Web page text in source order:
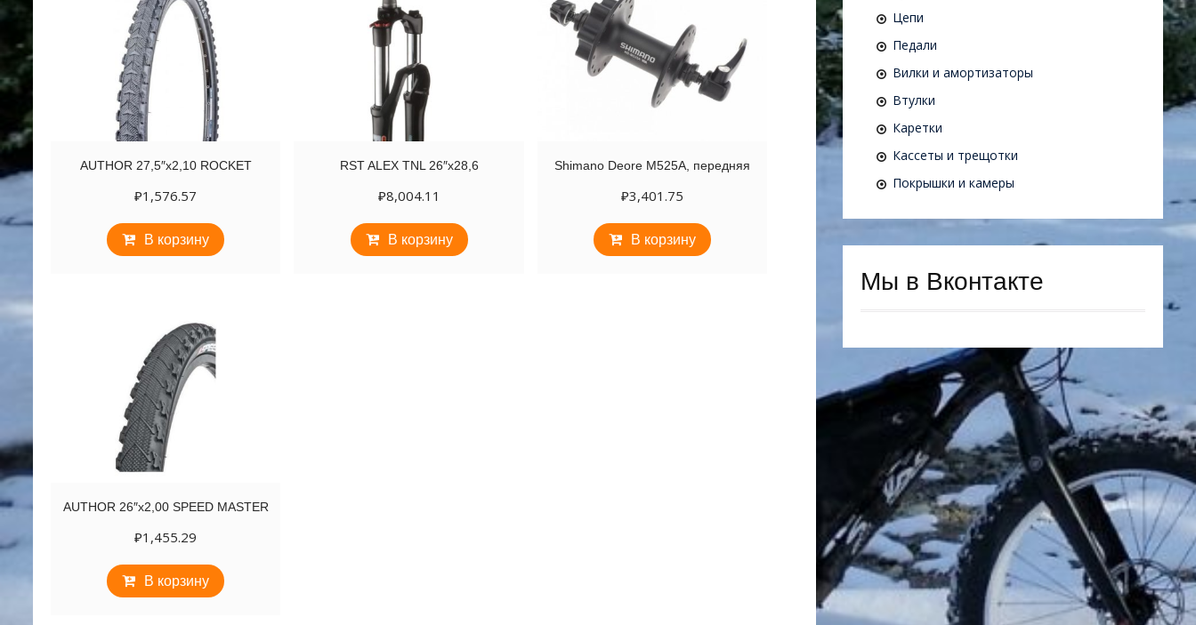
AUTHOR 27,5″х2,10 ROCKET
₽1,576.57
В корзину
RST ALEX TNL 26″х28,6
₽8,004.11
В корзину
Shimano Deore M525A, передняя
₽3,401.75
В корзину
AUTHOR 26″х2,00 SPEED MASTER
₽1,455.29
В корзину
Цепи
Педали
Вилки и амортизаторы
Втулки
Каретки
Кассеты и трещотки
Покрышки и камеры
Мы в Вконтакте